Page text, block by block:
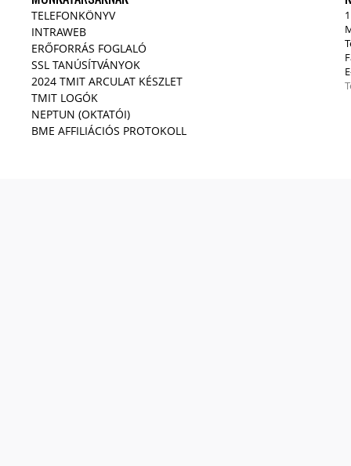
TELEFONKÖNYV
INTRAWEB
ERŐFORRÁS FOGLALÓ
SSL TANÚSÍTVÁNYOK
2024 TMIT ARCULAT KÉSZLET
TMIT LOGÓK
NEPTUN (OKTATÓI)
BME AFFILIÁCIÓS PROTOKOLL